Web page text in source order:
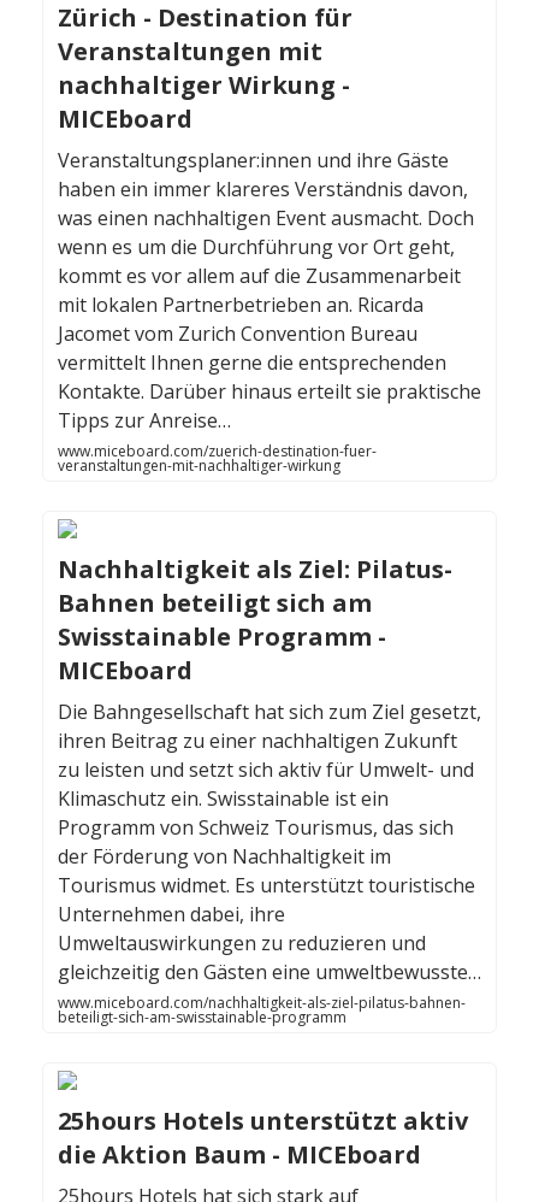
Zürich - Destination für
Veranstaltungen mit
nachhaltiger Wirkung -
MICEboard
Veranstaltungsplaner:innen und ihre Gäste
haben ein immer klareres Verständnis davon,
was einen nachhaltigen Event ausmacht. Doch
wenn es um die Durchführung vor Ort geht,
kommt es vor allem auf die Zusammenarbeit
mit lokalen Partnerbetrieben an. Ricarda
Jacomet vom Zurich Convention Bureau
vermittelt Ihnen gerne die entsprechenden
Kontakte. Darüber hinaus erteilt sie praktische
Tipps zur Anreise…
www.miceboard.com/zuerich-destination-fuer-
veranstaltungen-mit-nachhaltiger-wirkung
Nachhaltigkeit als Ziel: Pilatus-
Bahnen beteiligt sich am
Swisstainable Programm -
MICEboard
Die Bahngesellschaft hat sich zum Ziel gesetzt,
ihren Beitrag zu einer nachhaltigen Zukunft
zu leisten und setzt sich aktiv für Umwelt- und
Klimaschutz ein. Swisstainable ist ein
Programm von Schweiz Tourismus, das sich
der Förderung von Nachhaltigkeit im
Tourismus widmet. Es unterstützt touristische
Unternehmen dabei, ihre
Umweltauswirkungen zu reduzieren und
gleichzeitig den Gästen eine umweltbewusste…
www.miceboard.com/nachhaltigkeit-als-ziel-pilatus-bahnen-
beteiligt-sich-am-swisstainable-programm
25hours Hotels unterstützt aktiv
die Aktion Baum - MICEboard
25hours Hotels hat sich stark auf